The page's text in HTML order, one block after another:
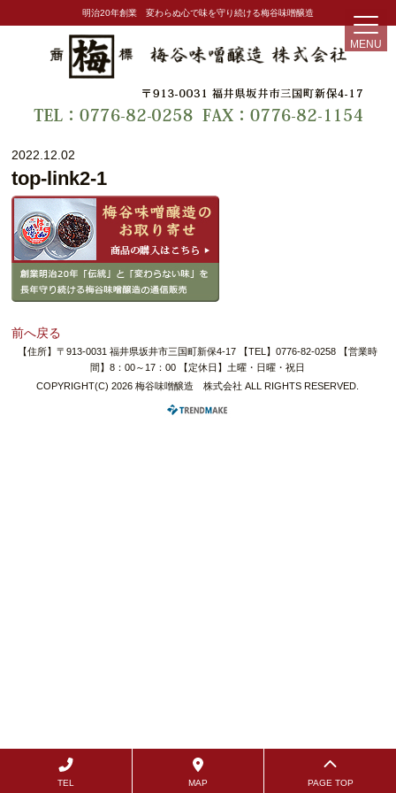
明治20年創業 変わらぬ心で味を守り続ける梅谷味噌醸造
MENU
2022.12.02
top-link2-1
前へ戻る
【住所】〒913-0031 福井県坂井市三国町新保4-17 【TEL】0776-82-0258 【営業時
間】8：00～17：00 【定休日】土曜・日曜・祝日
COPYRIGHT(C) 2026 梅谷味噌醸造 株式会社 ALL RIGHTS RESERVED.
TEL MAP PAGE TOP